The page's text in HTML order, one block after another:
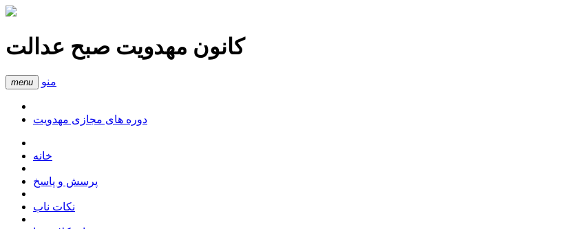
کانون مهدویت صبح عدالت
menu منو
دوره های مجازی مهدویت
خانه
پرسش و پاسخ
نکات ناب